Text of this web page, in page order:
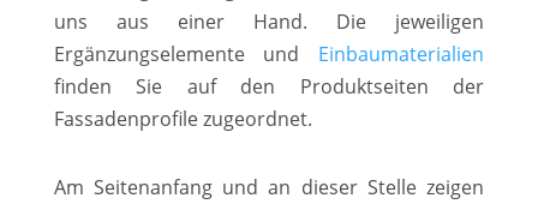
uns aus einer Hand. Die jeweiligen
Ergänzungselemente und Einbaumaterialien
finden Sie auf den Produktseiten der
Fassadenprofile zugeordnet.
Am Seitenanfang und an dieser Stelle zeigen